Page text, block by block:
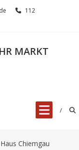
112
MARKT
Chiemgau